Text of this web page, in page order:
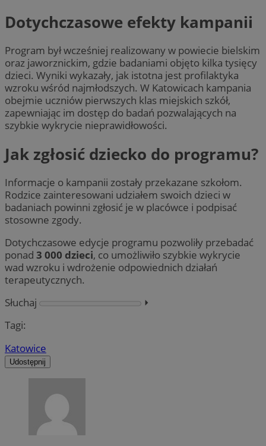
Dotychczasowe efekty kampanii
Program był wcześniej realizowany w powiecie bielskim
oraz jaworznickim, gdzie badaniami objęto kilka tysięcy
dzieci. Wyniki wykazały, jak istotna jest profilaktyka
wzroku wśród najmłodszych. W Katowicach kampania
obejmie uczniów pierwszych klas miejskich szkół,
zapewniając im dostęp do badań pozwalających na
szybkie wykrycie nieprawidłowości.
Jak zgłosić dziecko do programu?
Informacje o kampanii zostały przekazane szkołom.
Rodzice zainteresowani udziałem swoich dzieci w
badaniach powinni zgłosić je w placówce i podpisać
stosowne zgody.
Dotychczasowe edycje programu pozwoliły przebadać
ponad 3 000 dzieci, co umożliwiło szybkie wykrycie
wad wzroku i wdrożenie odpowiednich działań
terapeutycznych.
Słuchaj
⏵︎
Tagi:
Katowice
Udostępnij